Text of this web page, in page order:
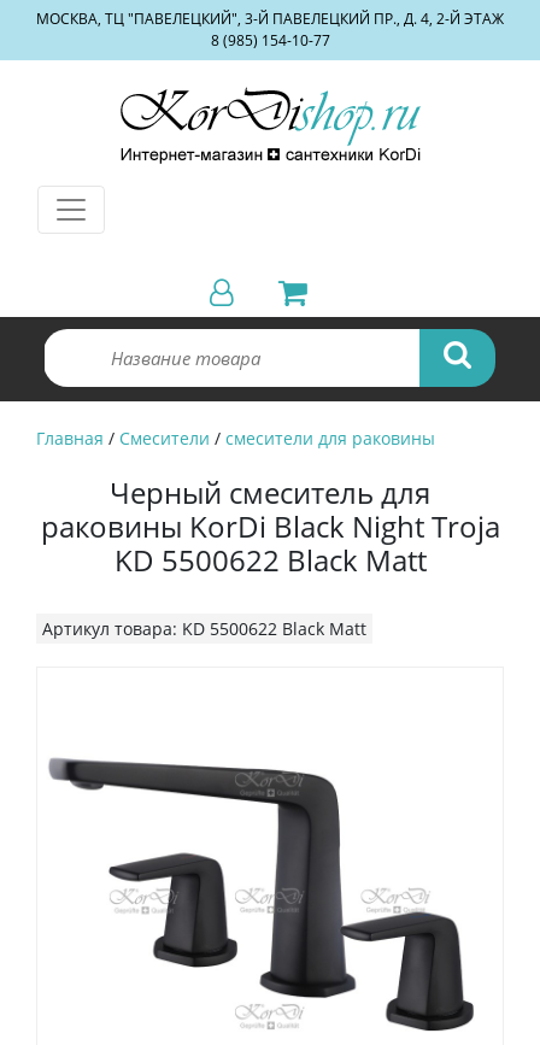
МОСКВА, ТЦ "ПАВЕЛЕЦКИЙ", 3-Й ПАВЕЛЕЦКИЙ ПР., Д. 4, 2-Й ЭТАЖ
8 (985) 154-10-77
Главная / Смесители / смесители для раковины
Черный смеситель для
раковины KorDi Black Night Troja
KD 5500622 Black Matt
Артикул товара: KD 5500622 Black Matt